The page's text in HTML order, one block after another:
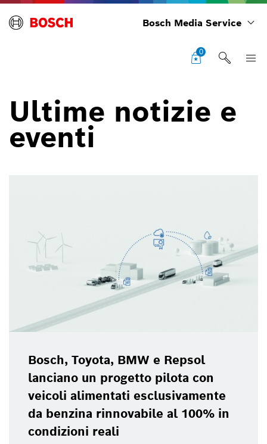
Bosch Media Service
0
Ultime notizie e
eventi
Bosch, Toyota, BMW e Repsol
lanciano un progetto pilota con
veicoli alimentati esclusivamente
da benzina rinnovabile al 100% in
condizioni reali